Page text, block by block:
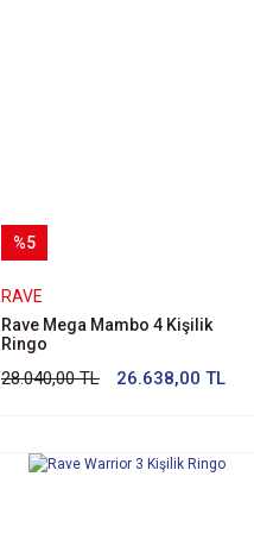
%5
RAVE
Rave Mega Mambo 4 Kişilik
Ringo
28.040,00 TL 26.638,00 TL